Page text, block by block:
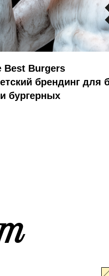
Best Burgers
брендинг для
бургерных
.